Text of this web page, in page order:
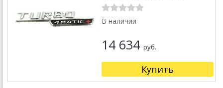
В наличии
14 634 руб.
Купить